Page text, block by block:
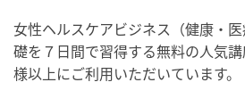
女性ヘルスケアビジネス（健康・
礎を７日間で習得する無料の人気
様以上にご利用いただいています。